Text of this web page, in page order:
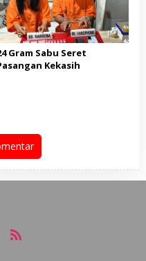
Gram Sabu Seret
Kekasih